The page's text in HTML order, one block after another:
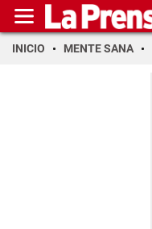
INICIO MENTE SANA